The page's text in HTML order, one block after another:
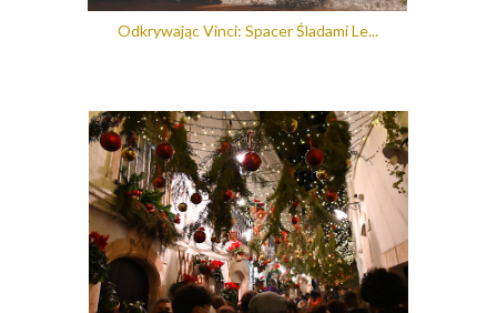
Odkrywając Vinci: Spacer Śladami Le...